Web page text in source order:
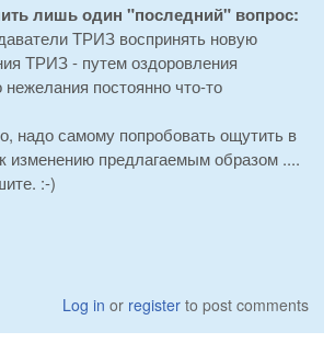
лишь один "последний" вопрос:
ТРИЗ воспринять новую
ТРИЗ - путем оздоровления
нежелания постоянно что-то
надо самому попробовать ощутить в
изменению предлагаемым образом ....
:-)
Log in or register to post comments